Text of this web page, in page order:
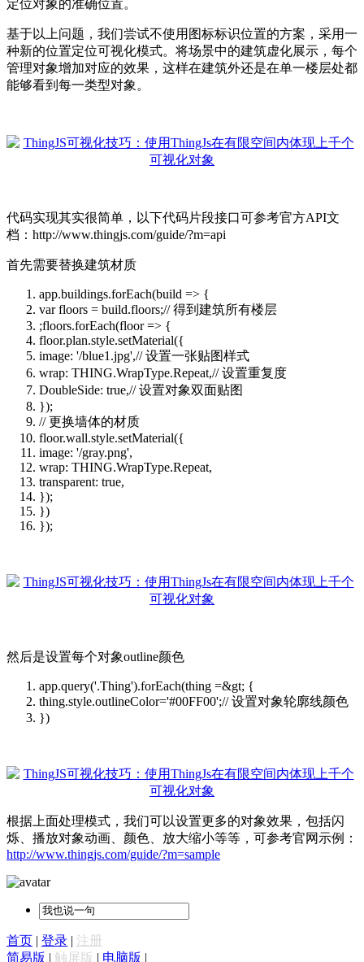
定位对象的准确位置。
基于以上问题，我们尝试不使用图标标识位置的方案，采用一
种新的位置定位可视化模式。将场景中的建筑虚化展示，每个
管理对象增加对应的效果，这样在建筑外还是在单一楼层处都
能够看到每一类型对象。
代码实现其实很简单，以下代码片段接口可参考官方API文
档：http://www.thingjs.com/guide/?m=api
首先需要替换建筑材质
app.buildings.forEach(build => {
var floors = build.floors;// 得到建筑所有楼层
;floors.forEach(floor => {
floor.plan.style.setMaterial({
image: '/blue1.jpg',// 设置一张贴图样式
wrap: THING.WrapType.Repeat,// 设置重复度
DoubleSide: true,// 设置对象双面贴图
});
// 更换墙体的材质
floor.wall.style.setMaterial({
image: '/gray.png',
wrap: THING.WrapType.Repeat,
transparent: true,
});
})
});
然后是设置每个对象outline颜色
app.query('.Thing').forEach(thing =&gt; {
thing.style.outlineColor='#00FF00';// 设置对象轮廓线颜色
})
根据上面处理模式，我们可以设置更多的对象效果，包括闪
烁、播放对象动画、颜色、放大缩小等等，可参考官网示例：
http://www.thingjs.com/guide/?m=sample
首页 | 登录 | 注册
简易版 | 触屏版 | 电脑版 |